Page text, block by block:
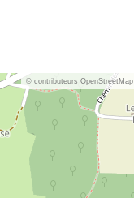
© contributeurs OpenStreetMap